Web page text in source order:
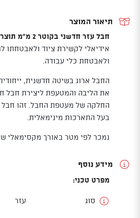
תיאור המוצר
חבל עזר חדשני בקוטר 2 מ"מ תוצרת Mammut שוויץ.
אידיאלי לקשירת ציוד ולאבטחתו
ולאבטחת כלי עבודה.
את הליבה והמטעפת ליצירת חבל
החלקה של מעטפת החבל. זהו חבל
בעל התארכות מינימאלית.
נמכר לפי מטר באורך מקסימאלי של 150
מידע נוסף
מפרט טכני:
סוג עזר